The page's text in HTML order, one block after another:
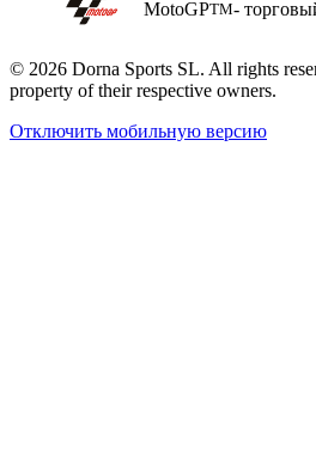
MotoGPTM-
© 2026 Dorna Sports SL. All rights
property of their respective owners.
Отключить мобильную версию